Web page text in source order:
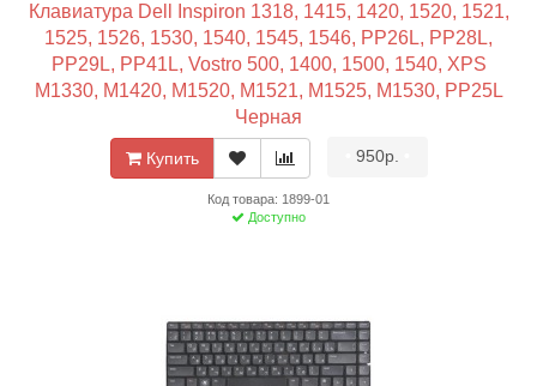
Клавиатура Dell Inspiron 1318, 1415, 1420, 1520, 1521,
1525, 1526, 1530, 1540, 1545, 1546, PP26L, PP28L,
PP29L, PP41L, Vostro 500, 1400, 1500, 1540, XPS
M1330, M1420, M1520, M1521, M1525, M1530, PP25L
Черная
Купить 950р.
Код товара: 1899-01
Доступно